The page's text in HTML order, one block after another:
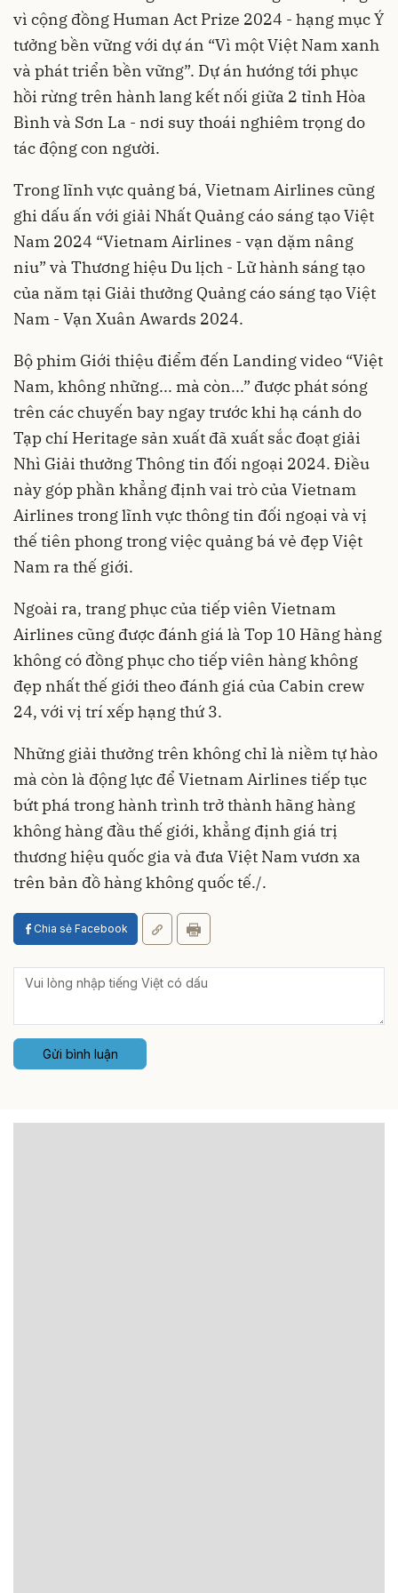
vì cộng đồng Human Act Prize 2024 - hạng mục Ý
tưởng bền vững với dự án “Vì một Việt Nam xanh
và phát triển bền vững”. Dự án hướng tới phục
hồi rừng trên hành lang kết nối giữa 2 tỉnh Hòa
Bình và Sơn La - nơi suy thoái nghiêm trọng do
tác động con người.
Trong lĩnh vực quảng bá, Vietnam Airlines cũng
ghi dấu ấn với giải Nhất Quảng cáo sáng tạo Việt
Nam 2024 “Vietnam Airlines - vạn dặm nâng
niu” và Thương hiệu Du lịch - Lữ hành sáng tạo
của năm tại Giải thưởng Quảng cáo sáng tạo Việt
Nam - Vạn Xuân Awards 2024.
Bộ phim Giới thiệu điểm đến Landing video “Việt
Nam, không những... mà còn...” được phát sóng
trên các chuyến bay ngay trước khi hạ cánh do
Tạp chí Heritage sản xuất đã xuất sắc đoạt giải
Nhì Giải thưởng Thông tin đối ngoại 2024. Điều
này góp phần khẳng định vai trò của Vietnam
Airlines trong lĩnh vực thông tin đối ngoại và vị
thế tiên phong trong việc quảng bá vẻ đẹp Việt
Nam ra thế giới.
Ngoài ra, trang phục của tiếp viên Vietnam
Airlines cũng được đánh giá là Top 10 Hãng hàng
không có đồng phục cho tiếp viên hàng không
đẹp nhất thế giới theo đánh giá của Cabin crew
24, với vị trí xếp hạng thứ 3.
Những giải thưởng trên không chỉ là niềm tự hào
mà còn là động lực để Vietnam Airlines tiếp tục
bứt phá trong hành trình trở thành hãng hàng
không hàng đầu thế giới, khẳng định giá trị
thương hiệu quốc gia và đưa Việt Nam vươn xa
trên bản đồ hàng không quốc tế./.
Chia sẻ Facebook
Gửi bình luận